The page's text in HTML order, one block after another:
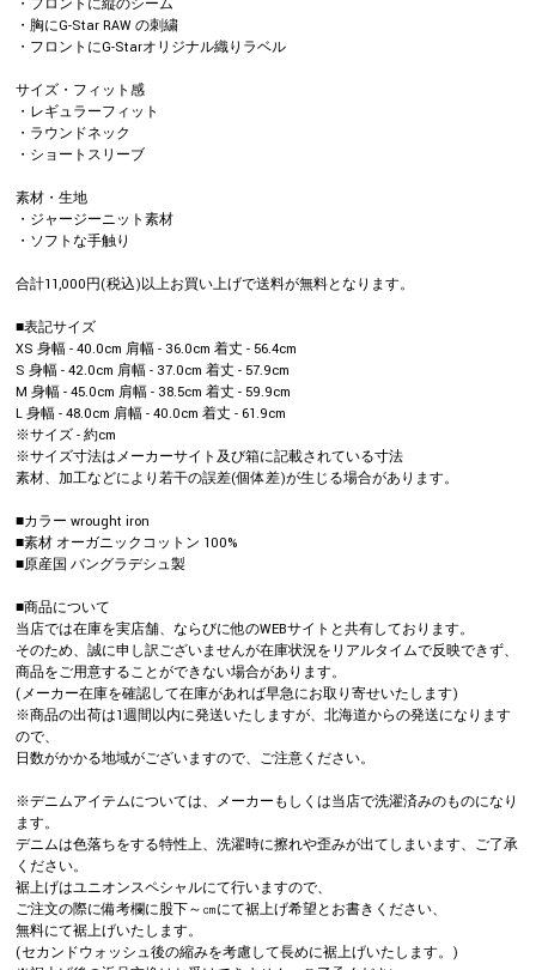
・フロントに縦のシーム
・胸にG-Star RAW の刺繍
・フロントにG-Starオリジナル織りラベル
サイズ・フィット感
・レギュラーフィット
・ラウンドネック
・ショートスリーブ
素材・生地
・ジャージーニット素材
・ソフトな手触り
合計11,000円(税込)以上お買い上げで送料が無料となります。
■表記サイズ
XS 身幅 - 40.0cm 肩幅 - 36.0cm 着丈 - 56.4cm
S 身幅 - 42.0cm 肩幅 - 37.0cm 着丈 - 57.9cm
M 身幅 - 45.0cm 肩幅 - 38.5cm 着丈 - 59.9cm
L 身幅 - 48.0cm 肩幅 - 40.0cm 着丈 - 61.9cm
※サイズ - 約cm
※サイズ寸法はメーカーサイト及び箱に記載されている寸法
素材、加工などにより若干の誤差(個体差)が生じる場合があります。
■カラー wrought iron
■素材 オーガニックコットン 100%
■原産国 バングラデシュ製
■商品について
当店では在庫を実店舗、ならびに他のWEBサイトと共有しております。
そのため、誠に申し訳ございませんが在庫状況をリアルタイムで反映できず、
商品をご用意することができない場合があります。
(メーカー在庫を確認して在庫があれば早急にお取り寄せいたします)
※商品の出荷は1週間以内に発送いたしますが、北海道からの発送になります
ので、
日数がかかる地域がございますので、ご注意ください。
※デニムアイテムについては、メーカーもしくは当店で洗濯済みのものになり
ます。
デニムは色落ちをする特性上、洗濯時に擦れや歪みが出てしまいます、ご了承
ください。
裾上げはユニオンスペシャルにて行いますので、
ご注文の際に備考欄に股下～㎝にて裾上げ希望とお書きください、
無料にて裾上げいたします。
(セカンドウォッシュ後の縮みを考慮して長めに裾上げいたします。)